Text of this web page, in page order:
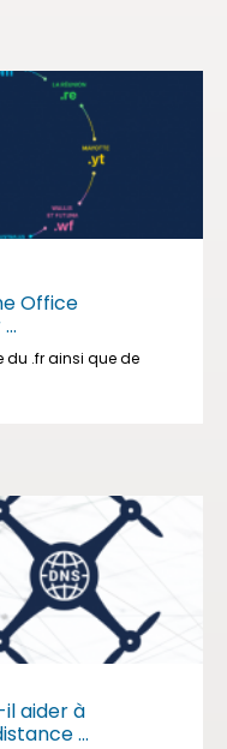
Office
du .fr ainsi que de
aider à
...